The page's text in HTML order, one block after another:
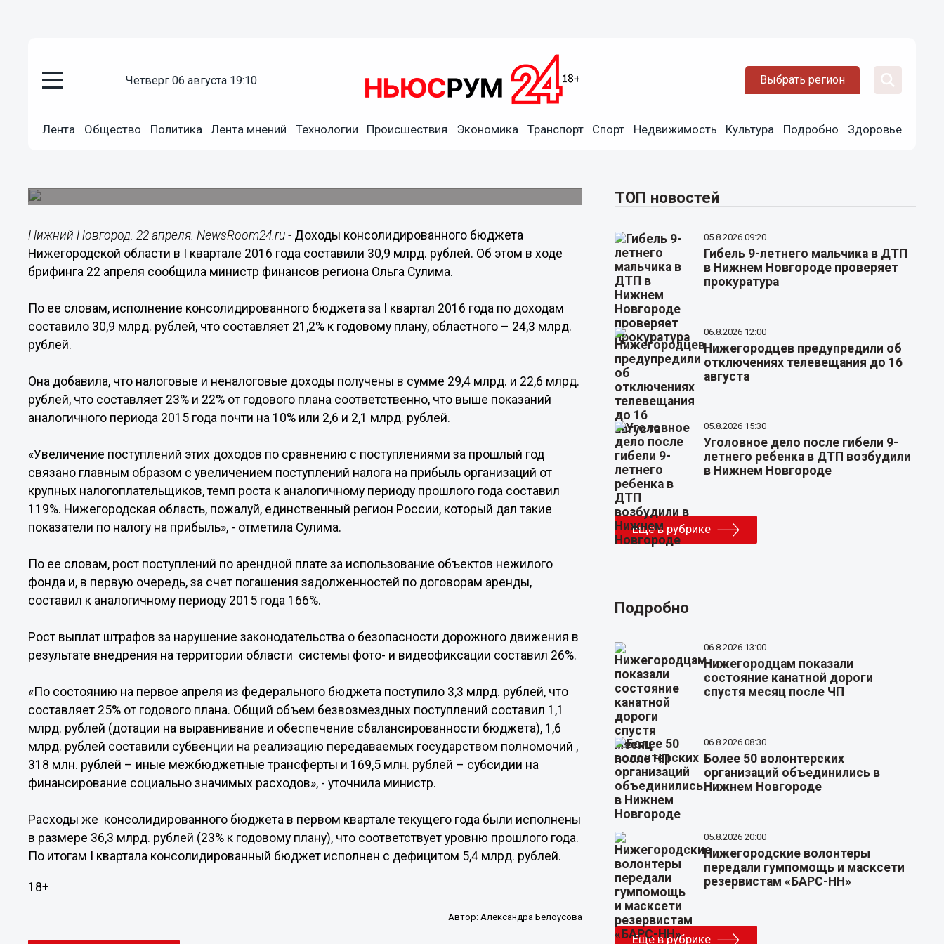
четверг 06 августа 19:10 Выбрать регион
Лента Общество Политика Лента мнений Технологии Происшествия Экономика Транспорт Спорт Недвижимость Культура Подробно Здоровье
Доходы консолидированного бюджета Нижегородской
Нижний Новгород. 22 апреля. NewsRoom24.ru - Доходы консолидированного бюджета
Нижегородской области в I квартале 2016 года составили 30,9 млрд. рублей. Об этом в ходе
брифинга 22 апреля сообщила министр финансов региона Ольга Сулима.
По ее словам, исполнение консолидированного бюджета за I квартал 2016 года по доходам
составило 30,9 млрд. рублей, что составляет 21,2% к годовому плану, областного – 24,3 млрд.
рублей.
Она добавила, что налоговые и неналоговые доходы получены в сумме 29,4 млрд. и 22,6 млрд.
рублей, что составляет 23% и 22% от годового плана соответственно, что выше показаний
аналогичного периода 2015 года почти на 10% или 2,6 и 2,1 млрд. рублей.
«Увеличение поступлений этих доходов по сравнению с поступлениями за прошлый год
связано главным образом с увеличением поступлений налога на прибыль организаций от
крупных налогоплательщиков, темп роста к аналогичному периоду прошлого года составил
119%. Нижегородская область, пожалуй, единственный регион России, который дал такие
показатели по налогу на прибыль», - отметила Сулима.
По ее словам, рост поступлений по арендной плате за использование объектов нежилого
фонда и, в первую очередь, за счет погашения задолженностей по договорам аренды,
составил к аналогичному периоду 2015 года 166%.
Рост выплат штрафов за нарушение законодательства о безопасности дорожного движения в
результате внедрения на территории области системы фото- и видеофиксации составил 26%.
«По состоянию на первое апреля из федерального бюджета поступило 3,3 млрд. рублей, что
составляет 25% от годового плана. Общий объем безвозмездных поступлений составил 1,1
млрд. рублей (дотации на выравнивание и обеспечение сбалансированности бюджета), 1,6
млрд. рублей составили субвенции на реализацию передаваемых государством полномочий ,
318 млн. рублей – иные межбюджетные трансферты и 169,5 млн. рублей – субсидии на
финансирование социально значимых расходов», - уточнила министр.
Расходы же консолидированного бюджета в первом квартале текущего года были исполнены
в размере 36,3 млрд. рублей (23% к годовому плану), что соответствует уровню прошлого года.
По итогам I квартала консолидированный бюджет исполнен с дефицитом 5,4 млрд. рублей.
18+
Автор: Александра Белоусова
ТОП новостей
05.8.2026 09:20
Гибель 9-летнего мальчика в ДТП
в Нижнем Новгороде проверяет
прокуратура
06.8.2026 12:00
Нижегородцев предупредили об
отключениях телевещания до 16
августа
05.8.2026 15:30
Уголовное дело после гибели 9-
летнего ребенка в ДТП возбудили
в Нижнем Новгороде
Еще в рубрике
Подробно
06.8.2026 13:00
Нижегородцам показали
состояние канатной дороги
спустя месяц после ЧП
06.8.2026 08:30
Более 50 волонтерских
организаций объединились в
Нижнем Новгороде
05.8.2026 20:00
Нижегородские волонтеры
передали гумпомощь и масксети
резервистам «БАРС-НН»
Еще в рубрике